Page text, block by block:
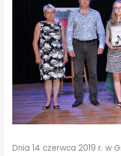
Dnia 14 czerwca 2019 r. w